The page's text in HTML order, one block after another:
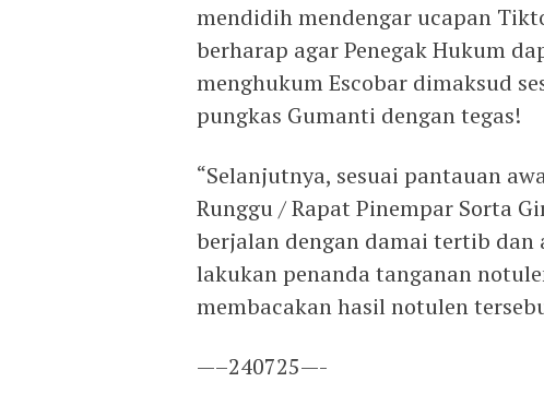
mendidih mendengar ucapan
berharap agar Penegak Hukum
menghukum Escobar dimaksud
pungkas Gumanti dengan tegas!
“Selanjutnya, sesuai pantauan
Runggu / Rapat Pinempar Sorta
berjalan dengan damai tertib dan
lakukan penanda tanganan
membacakan hasil notulen
—–240725—-